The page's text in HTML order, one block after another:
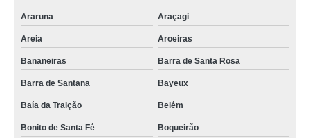
empresa especializada em coworking salas comericais compartilhadas
Triunfo
empresa especializada em coworking sala comercial compartilhada Paulista
coworking sala comercial contato Campina Grande
Araruna Araçagi
Areia Aroeiras
Bananeiras Barra de Santa Rosa
Barra de Santana Bayeux
Baía da Traição Belém
Bonito de Santa Fé Boqueirão